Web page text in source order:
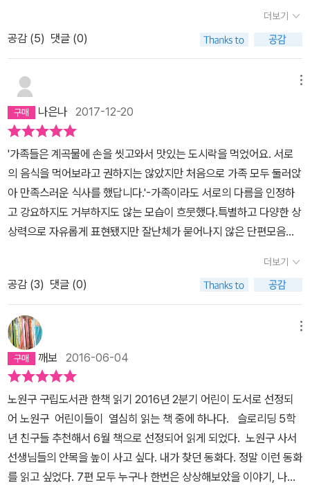
죽었다고 생각하며 살라던 가수 엄마와 달리 윤지네 엄마는 정말로
죽어 버렸다. 호랑이도 코끼리도 다시 펼치면 네모난 종이 한 장이라
던 말처럼 윤지네 엄마는 펼쳐진 종이가 되어 버린 것이다. 종이나비
를 천 마리 접으면 소원이 이뤄진다던 윤지의 말을 기억하며 미솔인
나비를 하나씩 접어나간다. 그러나 그것은 윤지 엄마의 소지품과 함
께 재가 되어 하늘로 날아오르고 그렇게 두 아인 겨울을 지난다. 다시
봄, 뜻밖에도 몇 년 만에 미솔이 앞에 가수 엄마가 나타난다. 가수 엄
마가 들려주는 이야기는 참으로 놀라운 것이었다. 작가는 연약한 사
람들끼리의 소통에 대해 그리고 싶었다고 한다. 건강한 교감이 쌓이
면서 나와 세상에 대한 이미지가 단단해지고 함께 살아가면서 서로의
작고 큰 슬픔을 어루만지고 섣부른 낙관과 비관에 빠지지 않고 삶을
건강하게 바라보는 것. 아마 이것이 송미경 작가가 아이들에게 들려
러리 동화책의 일러스트를 처음 선보이는 안경미 화가는, 일곱 편의
에칭, 콜라그래프, 클레이, 종이입체, 흑백 드로잉 등 각 이야기를 가
장 효과적으로 표현해 낼 수 있는 방법을 택해, 한 컷 한 컷 공력을 쏟
아부었다. 글과 함께 펼쳐진 대담하고 몽환적인 그림을 보고 있노라
한 해석력과 강렬한 구성 능력이 앞으로 무한한 상승을 기대되게끔
하는 화가다.
『혀를 사 왔지』다. 혀를 사다니, 소 혓바닥으로 뭘 해먹는단 소리는 들
어봤지만 그 혀는 아닐 게 아닌가? 정육점은 아닐테고 어디서 혀를
시장을 둘러보다 결국 건방진 당나귀가 파는 '혀'를 사 온다. '왜 하필
혀를 사 왔냐고? 난 혀가 없거든.'이 어린 아이는 굳이 말할 필요가 없
거나 말하고 싶지 않은 세상을 살고 있는 것이다. 그러나 모처럼 말하
고 싶은 날도 있는 것이리라. 드디어 혀가 장착되었다. 속사포처럼 날
리는 독설들은 상대를 아연실색하게 만든다. 양심 없는 동네 빵집 아
저씨, 늘 시비 걸고 괴롭히던 친구들, 어린 아들의 공부에 모든 것을
맞춰 놓은 엄마에게까지. 그리고 다음 날, 아이는 시장에 다시 간다.
'나는 그곳에 돗자리를 펴고 내 책가방, 가방속 책들, 신발주머니와 실
았지.'하루의 속시원한 독설이 이 아이에게 가져다 준 것은 무엇이었
을까? 아이는 왜 하루만의 독설에 만족하고 혀를 도로 팔았을까? 글
쎄, 난 잘 모르겠다. 속 시원한 말이 단지 속 시원하지만은 않은 사람
도 있는 법... 그런 사람들은 그냥 갈구지만 않아도 착하게 살 수 있는
데.... 착한 사람을 가만 두지 않고 괴롭히는 이 사회는 참 몹쓸 사회
다. 시원이가 혀 아닌 더한 것을 사오려 하기 전에 제발 가만히 놔두길
바란다. 많은 걸 요구하는 게 아니다. 그냥 가만히 놔두기만 하라고.
『나를 데리러 온 고양이 부부』에서는 능청스럽고 어처구니 없는 일이
일어난다. 고양이 부부가 지은이네 집에 들어와 자기네가 친부모라며
딸을 데려가겠다고 당당히 요구하는 것이다. 엄마는 지금 혼자서 김
장을 담그고 있는 중이라 입으로만 화를 낼 뿐 적극 대처하지 못하고
있다. 고양이 부부의 모습을 지켜보던 지은이는 정말 내가 저들을 닮
가의 강연에 참석할 기회가 있었다. 본인의 경험담을 살린 재미있는
강연이었다. 그 중에서도 기억에 남았던 것은 송미경이 동화 쓰는 것
을 포기하려고 했던 시기의 얘기였다. 그녀는 등단을 하고 난 이후에
몇 년 동안 자신의 글 세계에 대해서 고민했다고 한다. 그러면서 만족
생각했다. 몸이 아파서 병원에 입원해 있었던 송미경은 한달 동안 자
신만을 위한 동화를 쓰고자 한다. 마지막으로 자신에게 상을 준다는
의미로. 거의 하루에 한 편 가까이 쓰면서 고통스럽고 힘들기도 했지
만 어쨌든 가까스로 자신만을 위한 20편의 동화를 적어낼 수 있었다.
그리고 때마침 작품을 원한다는 전화를 받고 작성한 원고를 정리해서
보낸다. 그 동화집들로 인해서 송미경은 드디어 평단에 이름을 알릴
수 있었다. 조금씩이지만 말이다. 어쨌든 송미경은 그렇게 동화 창작
의 세계로 본격적으로 들어선다. 무엇이든 끝까지 매달리고 난 후에
야 달콤한 보상을 받을 수 있다는 진리를 다시금 깨닫게 되었다. 지금
다. 30 중반이라는 늦은(?) 나이에 유학을 결심한 사람도 있듯이, 무
슨 일을 하든 '늦은 나이'라는 건 없는 것 같다. 예전에 어떤 책에서 8
0이라는 적지 않은 나이에 사하라 사막을 걷는 할머니를 만났다. 자
신에게 생일 선물을 준다는 의미로 사막을 횡단하는 할머니가 그렇게
멋져 보이지 않을 수 없었다. 어쨌든 송미경은 미술을 배운 적이 있어
서 동화를 쓸 때 그림 그리기를 많이 활용한다고 한다. 그림 한 장에는
글로 쓰는 것보다 더 많은 이야기들이 내포되어 있을 수 있다. 그림을
그리 듯 하나의 장면을 눈에 보이 듯 서술할 수 있다면 글을 쓰는 데에
많은 도움이 된다고 한다. 이 동화집 중에서 가장 강렬했던 것은 처음
더보기
공감 (5) 댓글 (0)
나은나 2017-12-20
'가족들은 계곡물에 손을 씻고와서 맛있는 도시락을 먹었어요. 서로
의 음식을 먹어보라고 권하지는 않았지만 처음으로 가족 모두 둘러앉
아 만족스러운 식사를 했답니다.'-가족이라도 서로의 다름을 인정하
고 강요하지도 거부하지도 않는 모습이 흐뭇했다.특별하고 다양한 상
상력으로 자유롭게 표현됐지만 잘난체가 묻어나지 않은 단편모음들
더보기
공감 (3) 댓글 (0)
깨보 2016-06-04
노원구 구립도서관 한책 읽기 2016년 2분기 어린이 도서로 선정되
어 노원구 어린이들이 열심히 읽는 책 중에 하나다. 슬로리딩 5학
년 친구들 추천해서 6월 책으로 선정되어 읽게 되었다. 노원구 사서
선생님들의 안목을 높이 사고 싶다. 내가 찾던 동화다. 정말 이런 동화
를 읽고 싶었다. 7편 모두 누구나 한번은 상상해보았을 이야기, 나의